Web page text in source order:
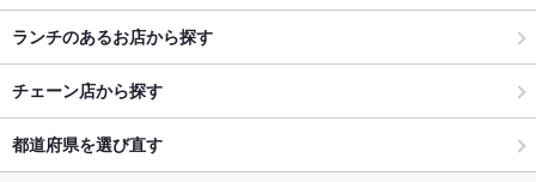
ランチのあるお店から探す
チェーン店から探す
都道府県を選び直す